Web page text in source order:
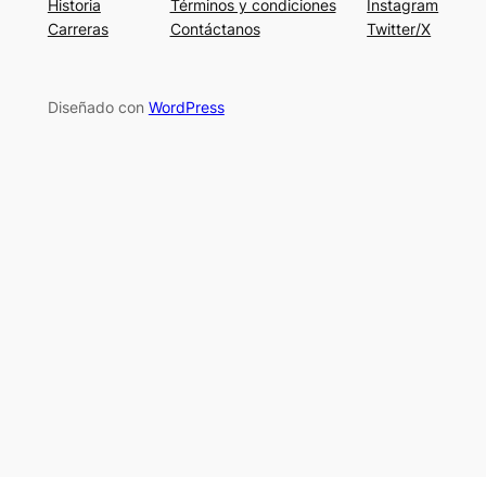
Historia
Carreras
Términos y condiciones
Contáctanos
Instagram
Twitter/X
Diseñado con WordPress